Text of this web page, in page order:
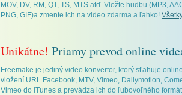
MOV, DV, RM, QT, TS, MTS atď. Vložte hudbu (MP3,
PNG, GIF)a zmente ich na video zdarma a ľahko!
Unikátne! Priamy prevod online
Freemake je jediný video konvertor, ktorý sťahuje
vložení URL Facebook, MTV, Vimeo, Dailymotion,
Vimeo do iTunes a prevádza ich do ľubovoľného